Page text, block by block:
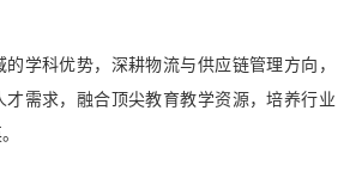
学科优势，深耕物流与供应链管理方向，
才需求，融合顶尖教育教学资源，培养行业